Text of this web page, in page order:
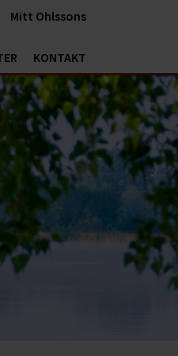
KONTAKT
Mitt Ohlssons